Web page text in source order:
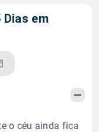
Dias em
o céu ainda fica